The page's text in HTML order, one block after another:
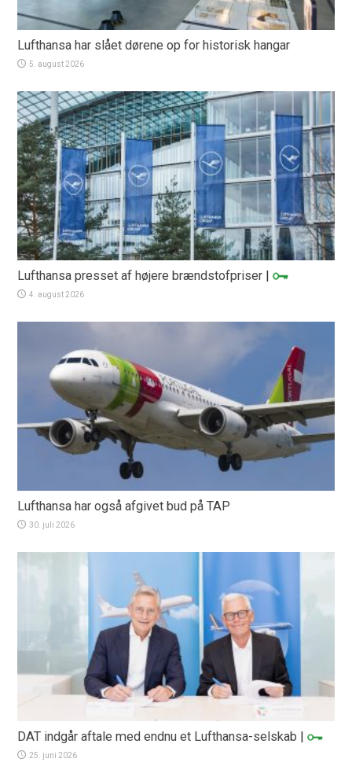
Lufthansa har slået dørene op for historisk hangar
5. august 2026
Lufthansa presset af højere brændstofpriser |
4. august 2026
Lufthansa har også afgivet bud på TAP
30. juli 2026
DAT indgår aftale med endnu et Lufthansa-selskab |
25. juni 2026